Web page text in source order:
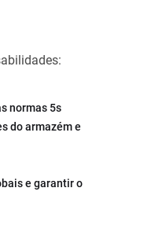
normas 5s
do armazém e
e garantir o